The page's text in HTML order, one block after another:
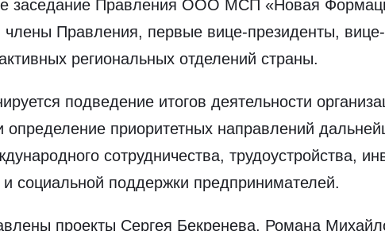
заседание Правления ООО МСП «Новая
члены Правления, первые вице-президенты,
региональных отделений страны.
подведение итогов деятельности
определение приоритетных направлений
сотрудничества, трудоустройства,
социальной поддержки предпринимателей.
проекты Сергея Бекренева, Романа